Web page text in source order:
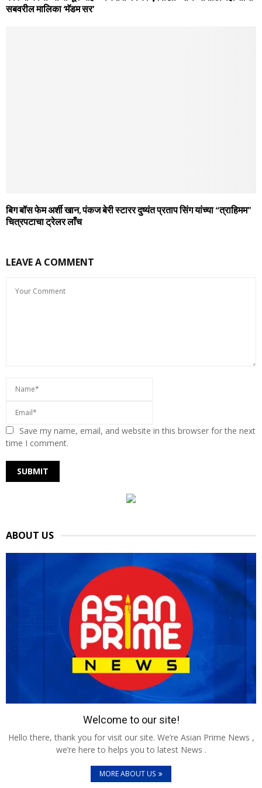
सबवरील मालिका ‘मॅडम सर’
बिग बॉस फेम अर्शी खान, पंकज बेरी स्टारर दुष्यंत प्रताप सिंग यांच्या “त्राहिमम”
चित्रपटाचा ट्रेलर लाँच
LEAVE A COMMENT
Save my name, email, and website in this browser for the next
time I comment.
ABOUT US
Welcome to our site!
Hello there, thank you for visit our site. We’re Asian Prime News ,
we’re here to helps you to latest News .
MORE ABOUT US